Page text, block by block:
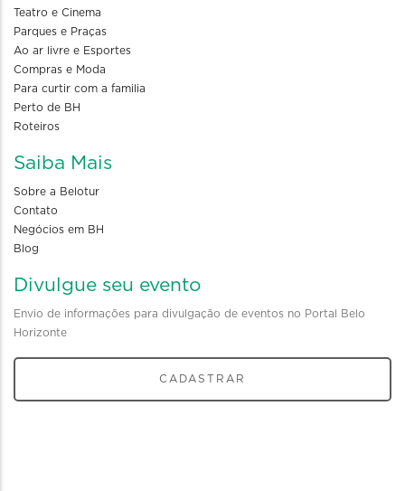
Teatro e Cinema
Parques e Praças
Ao ar livre e Esportes
Compras e Moda
Para curtir com a familia
Perto de BH
Roteiros
Saiba Mais
Sobre a Belotur
Contato
Negócios em BH
Blog
Divulgue seu evento
Envio de informações para divulgação de eventos no Portal Belo
Horizonte
CADASTRAR